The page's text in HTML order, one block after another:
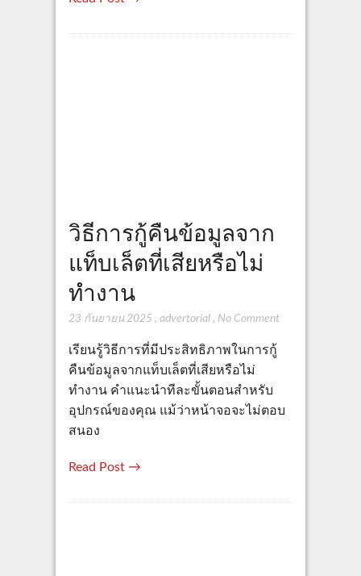
วิธีการกู้คืนข้อมูลจาก
แท็บเล็ตที่เสียหรือไม่
ทำงาน
23 กันยายน 2025 , advertorial, No Comment
เรียนรู้วิธีการที่มีประสิทธิภาพในการกู้
คืนข้อมูลจากแท็บเล็ตที่เสียหรือไม่
ทำงาน คำแนะนำทีละขั้นตอนสำหรับ
อุปกรณ์ของคุณ แม้ว่าหน้าจอจะไม่ตอบ
สนอง
Read Post →